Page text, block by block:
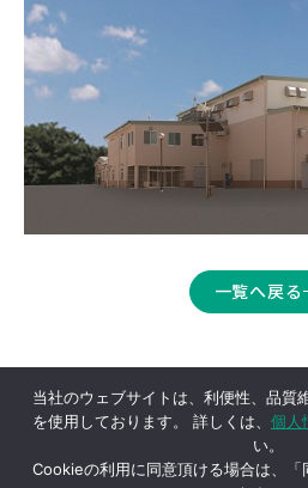
一覧へ戻る
当社のウェブサイトは、利便性、品質
を使用しております。 詳しくは、 個人
い。
Cookieの利用に同意頂ける場合は、